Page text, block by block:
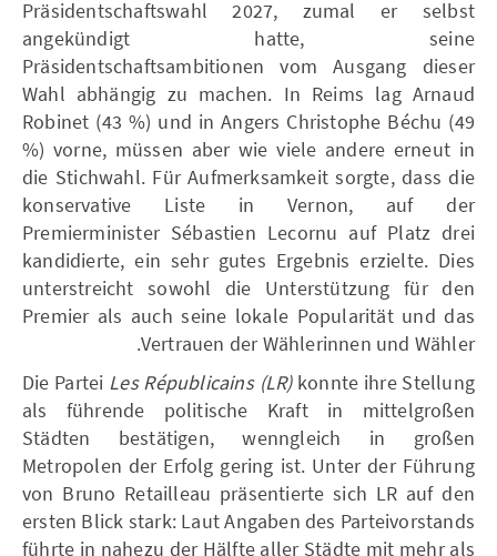
Präsidentschaftswahl 2027, zumal er selbst
angekündigt hatte, seine
Präsidentschaftsambitionen vom Ausgang dieser
Wahl abhängig zu machen. In Reims lag Arnaud
Robinet (43 %) und in Angers Christophe Béchu (49
%) vorne, müssen aber wie viele andere erneut in
die Stichwahl. Für Aufmerksamkeit sorgte, dass die
konservative Liste in Vernon, auf der
Premierminister Sébastien Lecornu auf Platz drei
kandidierte, ein sehr gutes Ergebnis erzielte. Dies
unterstreicht sowohl die Unterstützung für den
Premier als auch seine lokale Popularität und das
Vertrauen der Wählerinnen und Wähler.
Die Partei Les Républicains (LR)konnte ihre Stellung
als führende politische Kraft in mittelgroßen
Städten bestätigen, wenngleich in großen
Metropolen der Erfolg gering ist. Unter der Führung
von Bruno Retailleau präsentierte sich LR auf den
ersten Blick stark: Laut Angaben des Parteivorstands
führte in nahezu der Hälfte aller Städte mit mehr als